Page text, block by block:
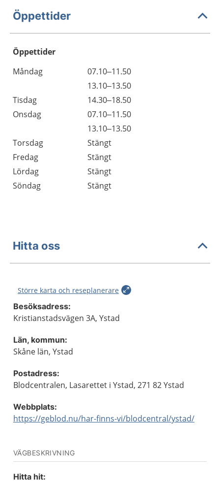
Öppettider
Öppettider
Dag
Öppettider
Kommentarer
Måndag
07.10–11.50
13.10–13.50
Tisdag
14.30–18.50
Onsdag
07.10–11.50
13.10–13.50
Torsdag
Stängt
Fredag
Stängt
Lördag
Stängt
Söndag
Stängt
Hitta oss
Större karta och reseplanerare
Besöksadress:
Kristianstadsvägen 3A, Ystad
Län, kommun:
Skåne län, Ystad
Postadress:
Blodcentralen, Lasarettet i Ystad, 271 82 Ystad
Webbplats:
https://geblod.nu/har-finns-vi/blodcentral/ystad/
VÄGBESKRIVNING
Hitta hit: